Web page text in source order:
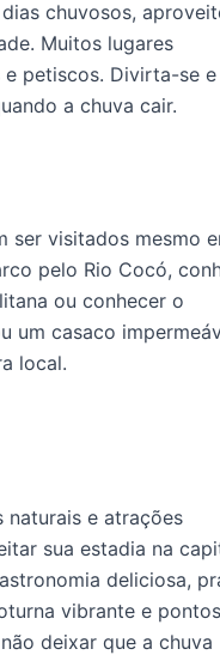
chuvosos,
Muitos lugares
petiscos. Divirta-se e
a chuva cair.
ser visitados mesmo
pelo Rio Cocó,
ou conhecer o
um casaco
local.
naturais e atrações
sua estadia na
deliciosa,
vibrante e pontos
deixar que a chuva